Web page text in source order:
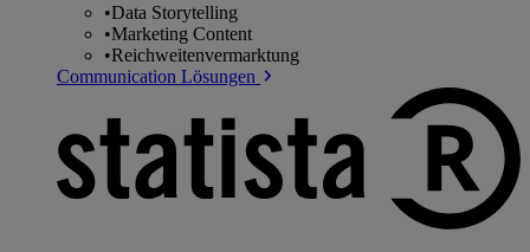
•Data Storytelling
•Marketing Content
•Reichweitenvermarktung
Communication Lösungen